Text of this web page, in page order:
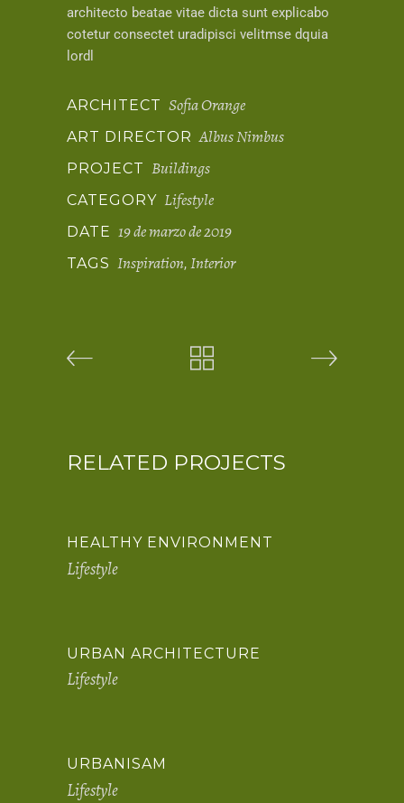
architecto beatae vitae dicta sunt explicabo
cotetur consectet uradipisci velitmse dquia
lordl
ARCHITECT Sofia Orange
ART DIRECTOR Albus Nimbus
PROJECT Buildings
CATEGORY Lifestyle
DATE 19 de marzo de 2019
TAGS Inspiration, Interior
RELATED PROJECTS
HEALTHY ENVIRONMENT
Lifestyle
URBAN ARCHITECTURE
Lifestyle
URBANISAM
Lifestyle